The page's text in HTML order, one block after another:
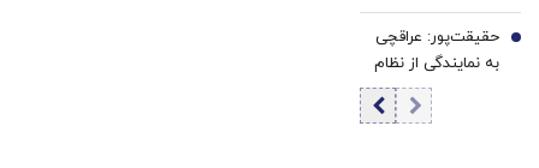
نتایج یک
نظرسنجی تازه
خبرساز شد
حقیقت‌پور: عراقچی
به نمایندگی از نظام
مذاکره می‌کند؛
تصمیم شخصی
7